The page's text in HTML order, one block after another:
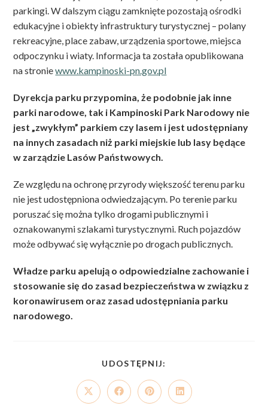
parkingi. W dalszym ciągu zamknięte pozostają ośrodki
edukacyjne i obiekty infrastruktury turystycznej – polany
rekreacyjne, place zabaw, urządzenia sportowe, miejsca
odpoczynku i wiaty. Informacja ta została opublikowana
na stroniewww.kampinoski-pn.gov.pl
Dyrekcja parku przypomina, że podobnie jak inne
parki narodowe, tak i Kampinoski Park Narodowy nie
jest „zwykłym” parkiem czy lasem i jest udostępniany
na innych zasadach niż parki miejskie lub lasy będące
w zarządzie Lasów Państwowych.
Ze względu na ochronę przyrody większość terenu parku
nie jest udostępniona odwiedzającym. Po terenie parku
poruszać się można tylko drogami publicznymi i
oznakowanymi szlakami turystycznymi. Ruch pojazdów
może odbywać się wyłącznie po drogach publicznych.
Władze parku apelują o odpowiedzialne zachowanie i
stosowanie się do zasad bezpieczeństwa w związku z
koronawirusem oraz zasad udostępniania parku
narodowego.
UDOSTĘPNIJ:
CONTENT
Opens
in
Opens
in
Opens
in
Opens
in